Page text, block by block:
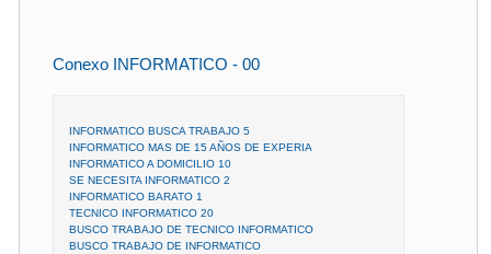
Conexo INFORMATICO - 00
INFORMATICO BUSCA TRABAJO 5
INFORMATICO MAS DE 15 AÑOS DE EXPERIA
INFORMATICO A DOMICILIO 10
SE NECESITA INFORMATICO 2
INFORMATICO BARATO 1
TECNICO INFORMATICO 20
BUSCO TRABAJO DE TECNICO INFORMATICO
BUSCO TRABAJO DE INFORMATICO